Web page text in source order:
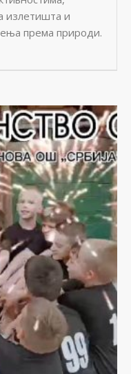
излетишта и
према природи.